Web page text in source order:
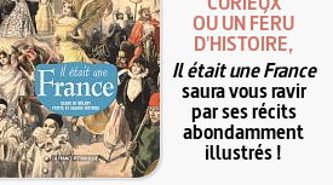
OU UN FÉRU
D'HISTOIRE,
Il était une France
saura vous ravir
par ses récits
abondamment
illustrés !